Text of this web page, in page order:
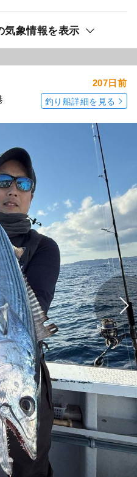
気象情報を表示
207日前
釣り船詳細を見る